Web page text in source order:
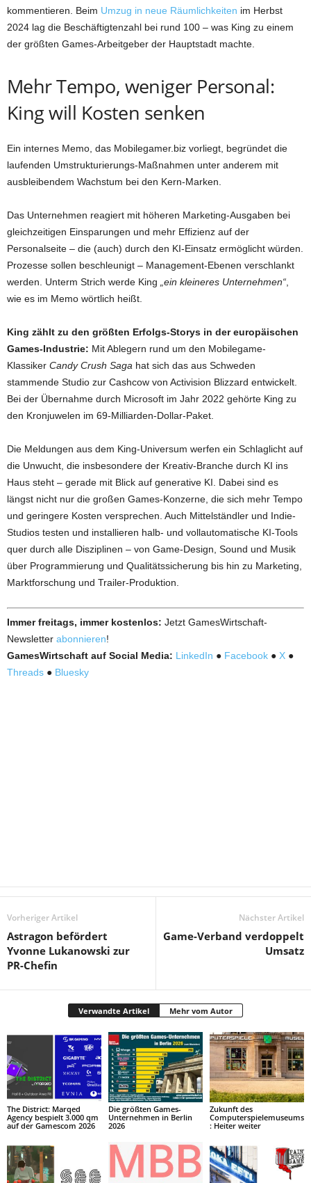
kommentieren. Beim Umzug in neue Räumlichkeiten im Herbst
2024 lag die Beschäftigtenzahl bei rund 100 – was King zu einem
der größten Games-Arbeitgeber der Hauptstadt machte.
Mehr Tempo, weniger Personal:
King will Kosten senken
Ein internes Memo, das Mobilegamer.biz vorliegt, begründet die
laufenden Umstrukturierungs-Maßnahmen unter anderem mit
ausbleibendem Wachstum bei den Kern-Marken.
Das Unternehmen reagiert mit höheren Marketing-Ausgaben bei
gleichzeitigen Einsparungen und mehr Effizienz auf der
Personalseite – die (auch) durch den KI-Einsatz ermöglicht würden.
Prozesse sollen beschleunigt – Management-Ebenen verschlankt
werden. Unterm Strich werde King
„ein kleineres Unternehmen“
wie es im Memo wörtlich heißt.
King zählt zu den größten Erfolgs-Storys in der europäischen
Games-Industrie: Mit Ablegern rund um den Mobilegame-
Klassiker Candy Crush Saga hat sich das aus Schweden
stammende Studio zur Cashcow von Activision Blizzard entwickelt.
Bei der Übernahme durch Microsoft im Jahr 2022 gehörte King zu
den Kronjuwelen im 69-Milliarden-Dollar-Paket.
Die Meldungen aus dem King-Universum werfen ein Schlaglicht auf
die Unwucht, die insbesondere der Kreativ-Branche durch KI ins
Haus steht – gerade mit Blick auf generative KI. Dabei sind es
längst nicht nur die großen Games-Konzerne, die sich mehr Tempo
und geringere Kosten versprechen. Auch Mittelständler und Indie-
Studios testen und installieren halb- und vollautomatische KI-Tools
quer durch alle Disziplinen – von Game-Design, Sound und Musik
über Programmierung und Qualitätssicherung bis hin zu Marketing,
Marktforschung und Trailer-Produktion.
Immer freitags, immer kostenlos: Jetzt GamesWirtschaft-
Newsletter abonnieren!
GamesWirtschaft auf Social Media: LinkedIn ● Facebook ● X ●
Threads ● Bluesky
Vorheriger Artikel
Astragon befördert
Yvonne Lukanowski zur
PR-Chefin
Nächster Artikel
Game-Verband verdoppelt
Umsatz
Verwandte Artikel Mehr vom Autor
The District: Marqed
Agency bespielt 3.000 qm
auf der Gamescom 2026
Die größten Games-
Unternehmen in Berlin
2026
Zukunft des
Computerspielemuseums
: Heiter weiter